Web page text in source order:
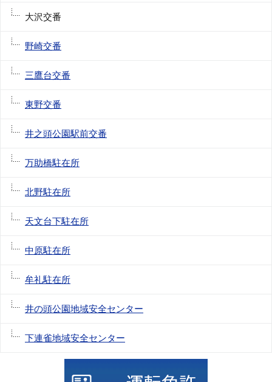
大沢交番
野崎交番
三鷹台交番
東野交番
井之頭公園駅前交番
万助橋駐在所
北野駐在所
天文台下駐在所
中原駐在所
牟礼駐在所
井の頭公園地域安全センター
下連雀地域安全センター